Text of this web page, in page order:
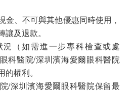
金、不可與其他優惠同時使用，
及退款。
（如需進一步專科檢查或處
科醫院/深圳濱海愛爾眼科醫院
權利。
/深圳濱海愛爾眼科醫院保留最